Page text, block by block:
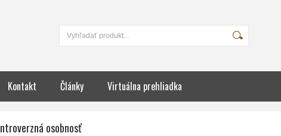
Kontakt Články Virtuálna prehliadka
osobnosť